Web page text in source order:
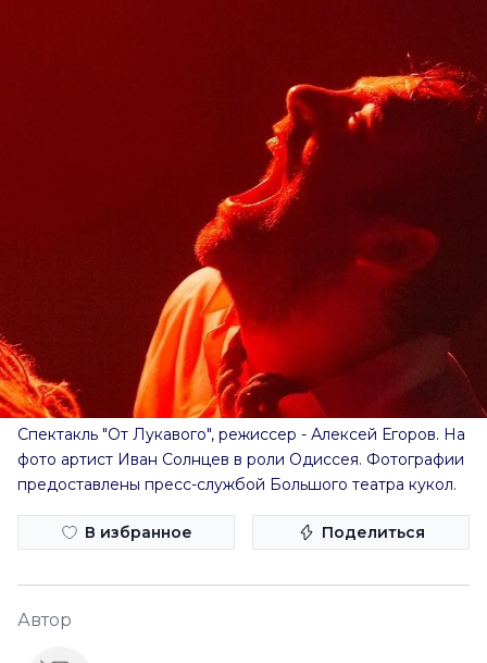
Спектакль "От Лукавого", режиссер - Алексей Егоров. На
фото артист Иван Солнцев в роли Одиссея. Фотографии
предоставлены пресс-службой Большого театра кукол.
В избранное Поделиться
Автор